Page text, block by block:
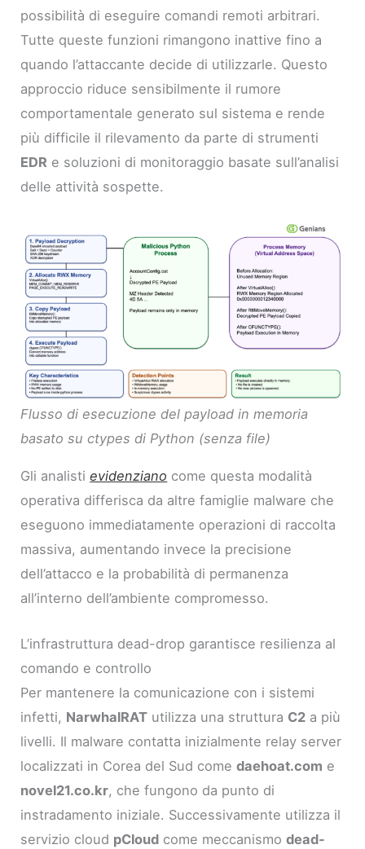
possibilità di eseguire comandi remoti arbitrari.
Tutte queste funzioni rimangono inattive fino a
quando l’attaccante decide di utilizzarle. Questo
approccio riduce sensibilmente il rumore
comportamentale generato sul sistema e rende
più difficile il rilevamento da parte di strumenti
EDR e soluzioni di monitoraggio basate sull’analisi
delle attività sospette.
Flusso di esecuzione del payload in memoria
basato su ctypes di Python (senza file)
Gli analistievidenziano come questa modalità
operativa differisca da altre famiglie malware che
eseguono immediatamente operazioni di raccolta
massiva, aumentando invece la precisione
dell’attacco e la probabilità di permanenza
all’interno dell’ambiente compromesso.
L’infrastruttura dead-drop garantisce resilienza al
comando e controllo
Per mantenere la comunicazione con i sistemi
infetti, NarwhalRAT utilizza una struttura C2 a più
livelli. Il malware contatta inizialmente relay server
localizzati in Corea del Sud comedaehoat.com e
novel21.co.kr, che fungono da punto di
instradamento iniziale. Successivamente utilizza il
servizio cloud pCloud come meccanismodead-